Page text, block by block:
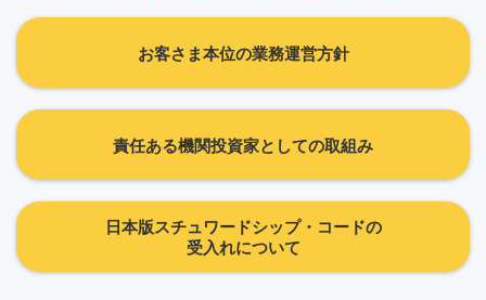
お客さま本位の業務運営方針
責任ある機関投資家としての取組み
日本版スチュワードシップ・コードの
受入れについて